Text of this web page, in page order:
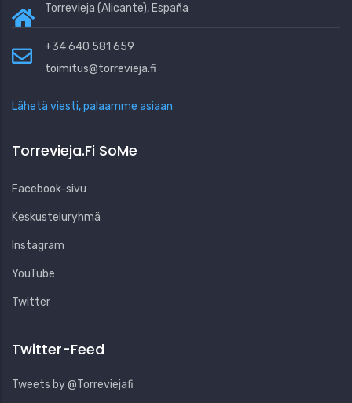
Torrevieja (Alicante), España
+34 640 581 659
toimitus@torrevieja.fi
Lähetä viesti, palaamme asiaan
Torrevieja.fi SoMe
Facebook-sivu
Keskusteluryhmä
Instagram
YouTube
Twitter
Twitter-Feed
Tweets by @Torreviejafi